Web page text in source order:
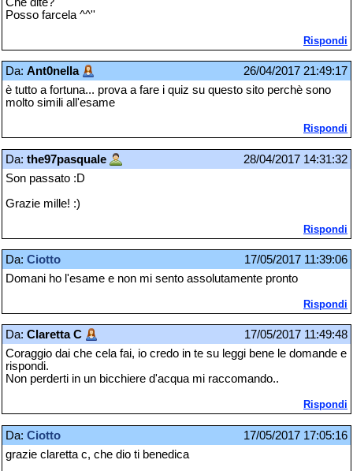
Posso farcela ^^''
Rispondi
Da: Ant0nella
26/04/2017 21:49:17
è tutto a fortuna... prova a fare i quiz su questo sito perchè sono
molto simili all'esame
Rispondi
Da: the97pasquale
28/04/2017 14:31:32
Son passato :D
Grazie mille! :)
Rispondi
Da: Ciotto
17/05/2017 11:39:06
Domani ho l'esame e non mi sento assolutamente pronto
Rispondi
Da: Claretta C
17/05/2017 11:49:48
Coraggio dai che cela fai, io credo in te su leggi bene le domande e
rispondi.
Non perderti in un bicchiere d'acqua mi raccomando..
Rispondi
Da: Ciotto
17/05/2017 17:05:16
grazie claretta c, che dio ti benedica